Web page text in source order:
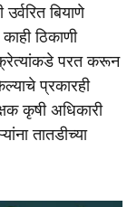
बियाणे
ठिकाणी
परत करून
प्रकारही
कृषी अधिकारी
तातडीच्या